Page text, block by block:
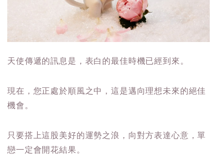
天使傳遞的訊息是，表白的最佳時機已經到來。
現在，您正處於順風之中，這是邁向理想未來的絕佳
機會。
只要搭上這股美好的運勢之浪，向對方表達心意，單
戀一定會開花結果。